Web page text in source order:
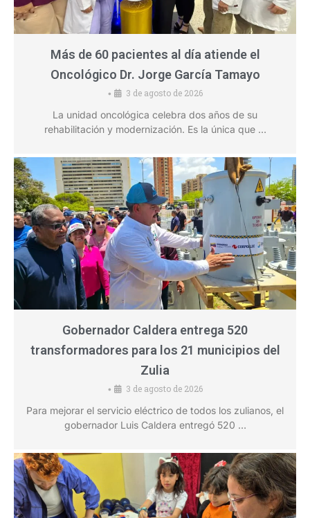
Más de 60 pacientes al día atiende el
Oncológico Dr. Jorge García Tamayo
• 3 de agosto de 2026
La unidad oncológica celebra dos años de su
rehabilitación y modernización. Es la única que …
Gobernador Caldera entrega 520
transformadores para los 21 municipios del
Zulia
• 3 de agosto de 2026
Para mejorar el servicio eléctrico de todos los zulianos, el
gobernador Luis Caldera entregó 520 …